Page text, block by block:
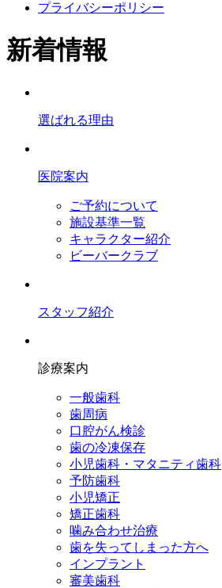
プライバシーポリシー
新着情報
選ばれる理由
医院案内
ご予約について
施設基準一覧
キャラクター紹介
ビーバークラブ
スタッフ紹介
診療案内
一般歯科
歯周病
口腔がん検診
歯の冷凍保存
小児歯科・マタニティ歯科
予防歯科
小児矯正
矯正歯科
噛み合わせ治療
歯を失ってしまった方へ
インプラント
審美歯科